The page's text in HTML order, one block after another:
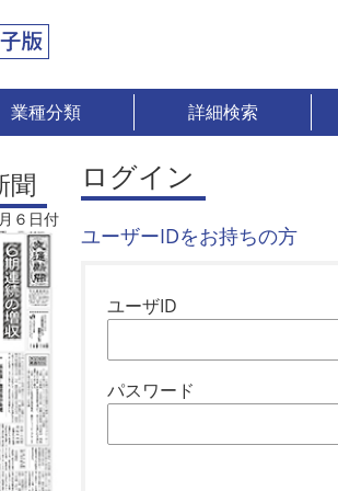
業種分類 詳細検索
聞
６日付
ログイン
ユーザーIDをお持ちの方
ユーザID
パスワード